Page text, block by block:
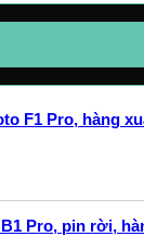
F1 Pro, hàng
Pro, pin rời,